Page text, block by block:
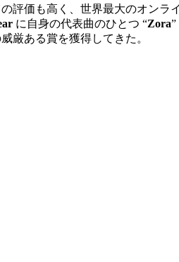
評価も高く、世界最大のオンラ
に自身の代表曲のひとつ “Zora”
厳ある賞を獲得してきた。